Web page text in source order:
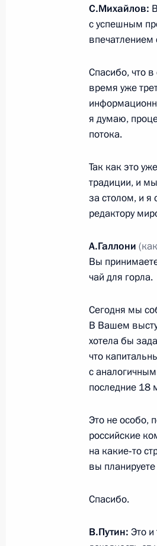
7 июня
по
7 июня 2016
28 мая 2016
Встреча с
28 мая 2016
27 мая
Совместная
Алексисом
27 мая 2016
20 мая 2016
Пресс-
18 мая
переговоров
С.Михайлов:
с успешным
впечатлением
Спасибо, что
время уже
я думаю,
потока.
Так как это
традиции, и
за столом, и я
редактору
А.Галлони
Вы
чай для горла.
Сегодня мы
В Вашем
хотела бы
что
с
последние 18
Это не особо,
российские
на какие‑то
вы
Спасибо.
В.Путин: Это и